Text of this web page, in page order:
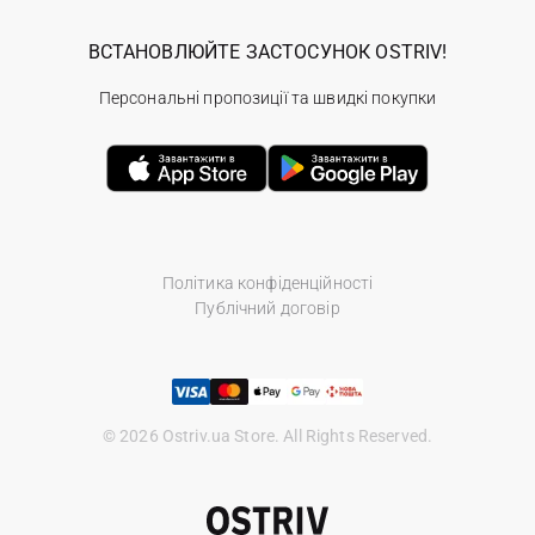
Політика конфіденційності
Публічний договір
© 2026 Ostriv.ua Store. All Rights Reserved.
ВСТАНОВЛЮЙТЕ ЗАСТОСУНОК OSTRIV!
Персональні пропозиції та швидкі покупки